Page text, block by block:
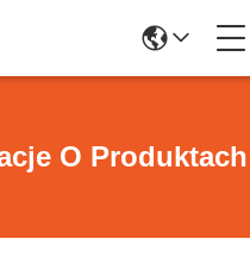
O Produktach